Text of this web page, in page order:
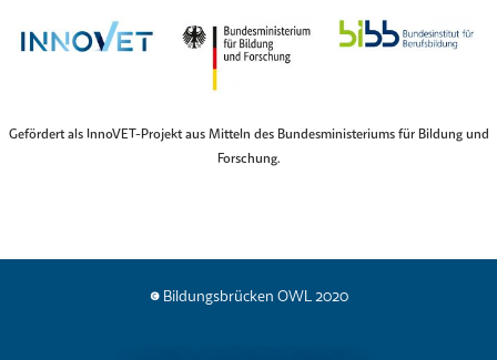
Gefördert als InnoVET-Projekt aus Mitteln des Bundesministeriums für Bildung und
Forschung.
© Bildungsbrücken OWL 2020